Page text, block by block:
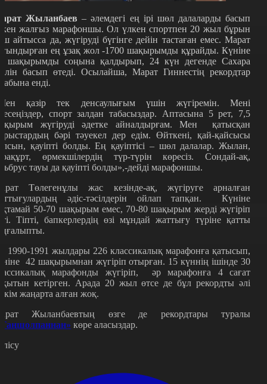
Жыланбаев – әлемдегі ең ірі шөл далаларды басып
жалғыз марафоншы. Ол үлкен спортпен 20 жыл бұрын
айтысса да, жүгіруді бүгінге дейін тастаған емес. Марат
ең ұзақ жол -1700 шақырымды құрайды. Күніне
шақырымды соңына қалдырып, 24 күн дегенде Сахара
басып өтеді. Осылайша, Марат Гиннестің рекордтар
енді.
қазір тек денсаулығым үшін жүгіремін. Мені
спорт залдан табасыздар. Аптасына 5 рет, 7,5
жүгіруді әдетке айналдырғам. Мен қатысқан
бәрі тәуекел дер едім. Өйткені, қай-қайсысы
қауіпті болды. Ең қауіптісі – шөл далалар. Жылан,
өрмекшілердің түр-түрін көресіз. Сондай-ақ,
тауы да қауіпті болды»,-дейді марафоншы.
Төлегенұлы жас кезінде-ақ, жүгіруге арналған
әдіс-тәсілдерін ойлап тапқан. Күніне
50-70 шақырым емес, 70-80 шақырым жерді жүгіріп
Тіпті, бапкерлердің өзі мұндай жаттығу түріне қатты
1990-1991 жылдары 226 классикалық марафонға қатысып,
42 шақырымнан жүгіріп отырған. 15 күннің ішінде 30
марафонды жүгіріп, әр марафонға 4 сағат
кетірген. Арада 20 жыл өтсе де бұл рекордты әлі
жаңарта алған жоқ.
Жыланбаевтың өзге де рекордтары туралы
көре аласыздар.